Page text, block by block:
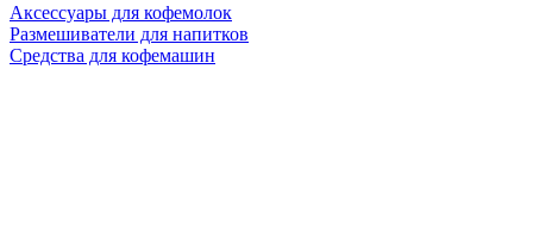
Аксессуары для кофемолок
Размешиватели для напитков
Средства для кофемашин